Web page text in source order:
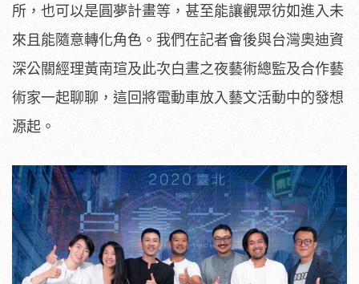
所，也可以是圓夢計畫等，甚至能讓觀眾彷如進入未
來且能隨意轉化角色。我們在記者會後與台灣奧迪資
深公關經理黃南瑄及此次白晝之夜藝術總監及合作藝
術家一起聊聊，這回將電動車放入藝文活動中的發想
源起。